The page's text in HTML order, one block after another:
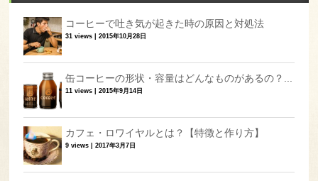
コーヒーで吐き気が起きた時の原因と対処法
31 views |2015年10月28日
缶コーヒーの形状・容量はどんなものがあるの？...
11 views |2015年9月14日
カフェ・ロワイヤルとは？【特徴と作り方】
9 views |2017年3月7日